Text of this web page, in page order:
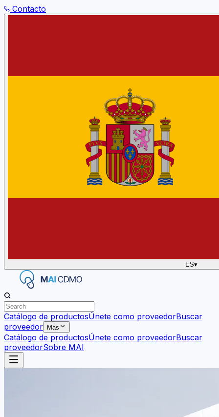
Contacto
ES▾
Catálogo de productosÚnete como proveedorBuscar
proveedor
Más
Catálogo de productosÚnete como proveedorBuscar
proveedorSobre MAI